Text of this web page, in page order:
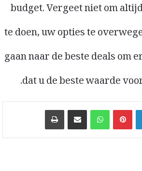
budget. Vergeet niet om
te doen, uw opties te
gaan naar de beste deals om
dat u de beste waarde
LinkedIn
WhatsApp ایمیل پر شیئر کریں